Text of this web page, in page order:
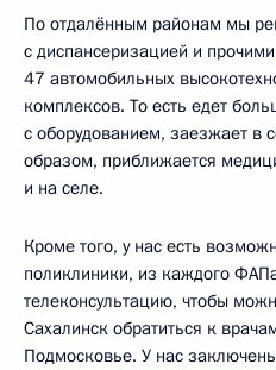
По отдалённым районам мы
с диспансеризацией и
47 автомобильных
комплексов. То есть едет
с оборудованием, заезжает в
образом, приближается
и на селе.
Кроме того, у нас есть
поликлиники, из каждого
телеконсультацию, чтобы
Сахалинск обратиться к
Подмосковье. У нас